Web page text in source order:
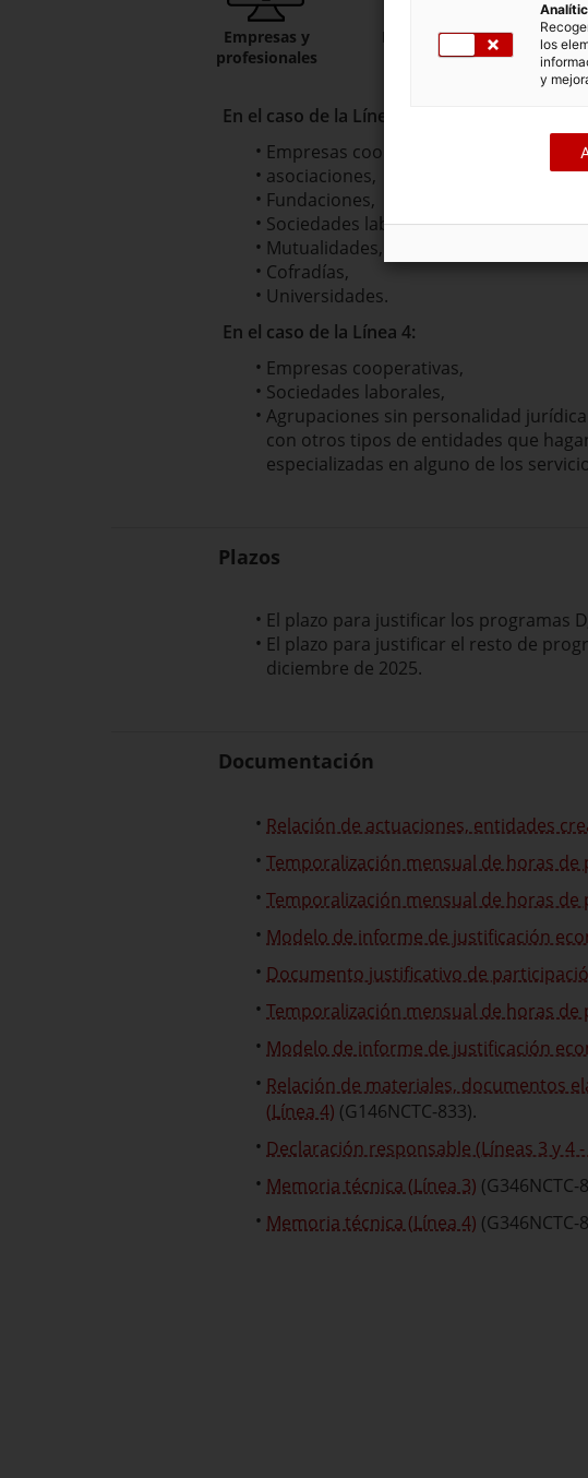
Empresas y
profesionales
Entidades
Otras
En el caso de la Línea 3:
Empresas cooperativas,
asociaciones,
Fundaciones,
Sociedades laborales,
Mutualidades,
Cofradías,
Universidades.
En el caso de la Línea 4:
Empresas cooperativas,
Sociedades laborales,
Agrupaciones sin personalidad
con otros tipos de entidades que
especializadas en alguno de los
Plazos
El plazo para justificar los programas
El plazo para justificar el resto de
diciembre de 2025.
Documentación
Relación de actuaciones, entidades
Temporalización mensual de horas de
Temporalización mensual de horas
Modelo de informe de justificación
Documento justificativo de
Temporalización mensual de horas de
Modelo de informe de justificación
Relación de materiales, documentos
(Línea 4) (G146NCTC-833).
Declaración responsable (Líneas 3 y 4
Memoria técnica (Línea 3) (G346NCTC-
Memoria técnica (Línea 4) (G346NCTC-
los
y